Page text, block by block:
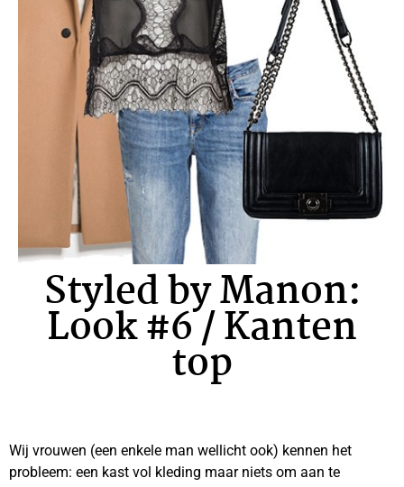
Styled by Manon:
Look #6 / Kanten
top
Wij vrouwen (een enkele man wellicht ook) kennen het
probleem: een kast vol kleding maar niets om aan te